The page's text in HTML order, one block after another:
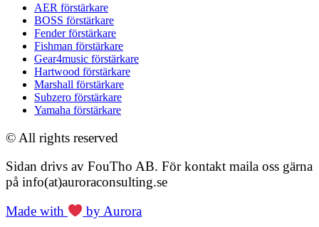
AER förstärkare
BOSS förstärkare
Fender förstärkare
Fishman förstärkare
Gear4music förstärkare
Hartwood förstärkare
Marshall förstärkare
Subzero förstärkare
Yamaha förstärkare
© All rights reserved
Sidan drivs av FouTho AB. För kontakt maila oss gärna
på info(at)auroraconsulting.se
Made with
by Aurora